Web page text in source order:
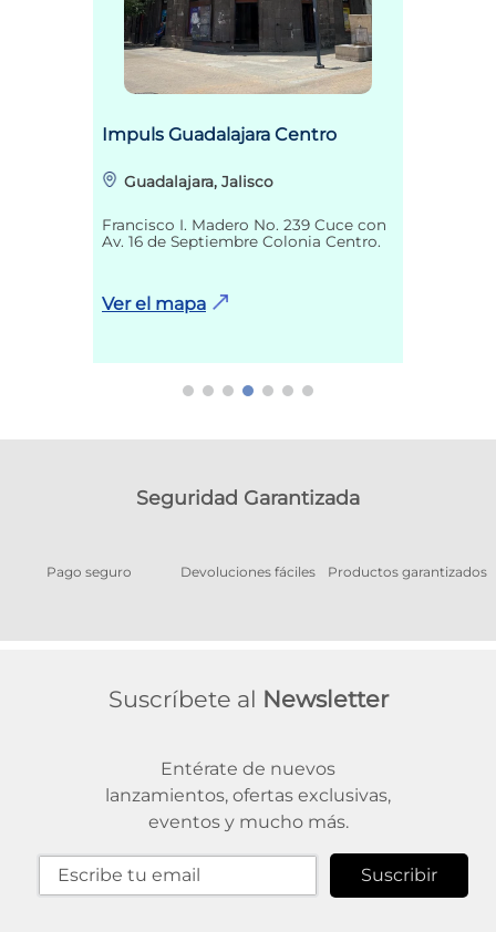
Impuls Guadalajara Centro
Guadalajara, Jalisco
Francisco I. Madero No. 239 Cuce con
Av. 16 de Septiembre Colonia Centro.
Ver el mapa
Seguridad Garantizada
Pago seguro Devoluciones fáciles Productos garantizados
Suscríbete al Newsletter
Entérate de nuevos
lanzamientos, ofertas exclusivas,
eventos y mucho más.
Suscribir